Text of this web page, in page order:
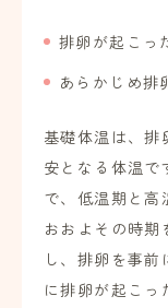
排卵が起こっ
あらかじめ排
基礎体温は、排
安となる体温で
で、低温期と高
おおよその時期
し、排卵を事
に排卵が起こ